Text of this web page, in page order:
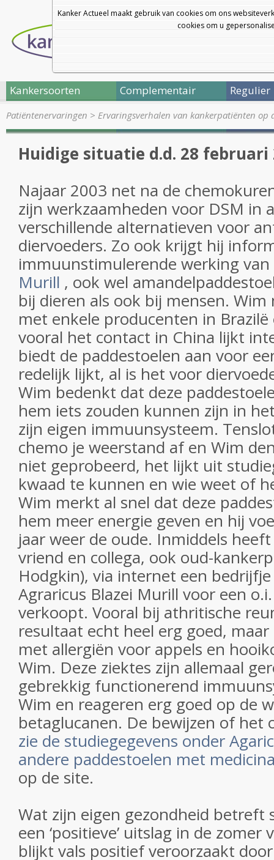
Kanker Actueel maakt gebruik van cookies om ons
cookies om u
Kankersoorten Complementair Regulier
Patiëntenervaringen > Ervaringsverhalen van kankerpatiënten op
Huidige situatie d.d. 28 februari
Najaar 2003 net na de
zijn werkzaamheden voor DSM in
verschillende alternatieven voor
diervoeders. Zo ook krijgt hij
immuunstimulerende werking van
Murill , ook wel
bij dieren als ook bij mensen.
met enkele producenten in
vooral het contact in China lijkt
biedt de paddestoelen aan voor
redelijk lijkt, al is het voor
Wim bedenkt dat deze
hem iets zouden kunnen zijn in
zijn eigen immuunsysteem.
chemo je weerstand af en Wim
niet geprobeerd, het lijkt uit
kwaad te kunnen en wie weet of
Wim merkt al snel dat deze
hem meer energie geven en hij
jaar weer de oude. Inmiddels
vriend en collega, ook oud-
Hodgkin), via internet een
Agraricus Blazei Murill voor een
verkoopt. Vooral bij athritische
resultaat echt heel erg goed,
met allergiën voor appels en
Wim. Deze ziektes zijn allemaal
gebrekkig functionerend
Wim en reageren erg goed op de
betaglucanen. De bewijzen of het
zie de studiegegevens onder
andere paddestoelen met
op de site.
Wat zijn eigen gezondheid betreft
een ‘positieve’ uitslag in de zomer
blijkt vals positief veroorzaakt